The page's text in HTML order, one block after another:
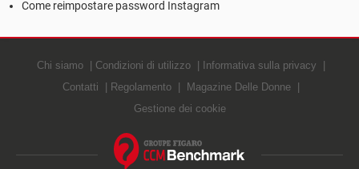
Come reimpostare password Instagram
Chi siamo Condizioni di utilizzo
Informativa sulla privacy
Contatti
Regolamento
Magazine Delle Donne
Gestione dei cookie